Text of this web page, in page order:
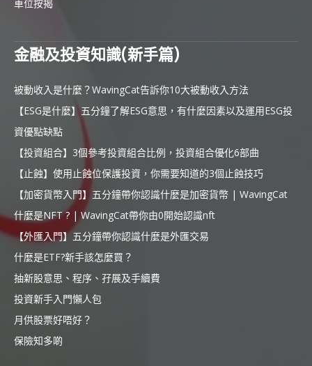
車位按揭
金融及投資知識(新手篇)
被動收入是什麼？WavingCat告訴你10大被動收入方法
【ESG是什麼】五分鐘了解ESG意思，有什麼因素以及運用ESG投
資優點缺點
【投資組合】3個參考投資組合比例，投資組合優化6部曲
【止蝕】使用止蝕位保護投資，你需要知道的3個止蝕技巧
【加密貨幣入門】五分鐘帶你認識什麼是加密貨幣 | WavingCat
什麼是NFT ? | WavingCat帶你由0開始認識nft
【外匯入門】五分鐘帶你認識什麼是外匯交易
什麼是ETF?新手該怎麼買？
抽新股意思、程序、孖展及手續費
投資新手入門懶人包
月供股票好唔好？
保險知多啲